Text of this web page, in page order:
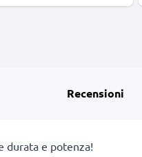
Recensioni
durata e potenza!